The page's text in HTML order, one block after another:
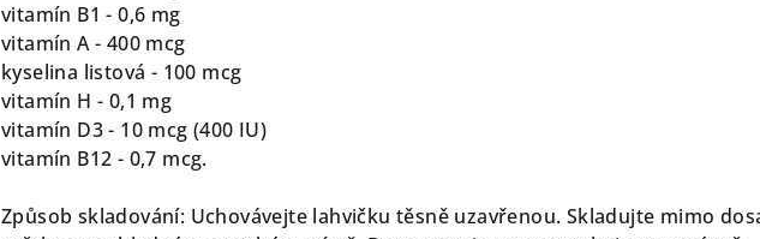
vitamín B1 - 0,6 mg
vitamín A - 400 mcg
kyselina listová - 100 mcg
vitamín H - 0,1 mg
vitamín D3 - 10 mcg (400 IU)
vitamín B12 - 0,7 mcg.
Způsob skladování: Uchovávejte lahvičku těsně uzavřenou. Skladujte mimo